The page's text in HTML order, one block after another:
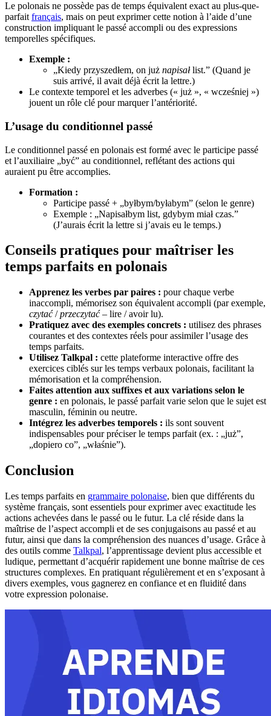
Le polonais ne possède pas de temps équivalent exact au plus-que-
parfait français, mais on peut exprimer cette notion à l’aide d’une
construction impliquant le passé accompli ou des expressions
temporelles spécifiques.
Exemple :
„Kiedy przyszedłem, on już napisałlist.” (Quand je
suis arrivé, il avait déjà écrit la lettre.)
Le contexte temporel et les adverbes (« już », « wcześniej »)
jouent un rôle clé pour marquer l’antériorité.
L’usage du conditionnel passé
Le conditionnel passé en polonais est formé avec le participe passé
et l’auxiliaire „być” au conditionnel, reflétant des actions qui
auraient pu être accomplies.
Formation :
Participe passé + „byłbym/byłabym” (selon le genre)
Exemple : „Napisałbym list, gdybym miał czas.”
(J’aurais écrit la lettre si j’avais eu le temps.)
Conseils pratiques pour maîtriser les
temps parfaits en polonais
Apprenez les verbes par paires : pour chaque verbe
inaccompli, mémorisez son équivalent accompli (par exemple,
czytać/przeczytać– lire / avoir lu).
Pratiquez avec des exemples concrets : utilisez des phrases
courantes et des contextes réels pour assimiler l’usage des
temps parfaits.
Utilisez Talkpal : cette plateforme interactive offre des
exercices ciblés sur les temps verbaux polonais, facilitant la
mémorisation et la compréhension.
Faites attention aux suffixes et aux variations selon le
genre : en polonais, le passé parfait varie selon que le sujet est
masculin, féminin ou neutre.
Intégrez les adverbes temporels : ils sont souvent
indispensables pour préciser le temps parfait (ex. : „już”,
„dopiero co”, „właśnie”).
Conclusion
Les temps parfaits en grammaire polonaise, bien que différents du
système français, sont essentiels pour exprimer avec exactitude les
actions achevées dans le passé ou le futur. La clé réside dans la
maîtrise de l’aspect accompli et de ses conjugaisons au passé et au
futur, ainsi que dans la compréhension des nuances d’usage. Grâce à
des outils comme Talkpal, l’apprentissage devient plus accessible et
ludique, permettant d’acquérir rapidement une bonne maîtrise de ces
structures complexes. En pratiquant régulièrement et en s’exposant à
divers exemples, vous gagnerez en confiance et en fluidité dans
votre expression polonaise.